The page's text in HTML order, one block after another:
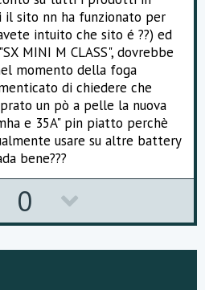
il sito nn ha funzionato per
intuito che sito é ??) ed
MINI M CLASS", dovrebbe
momento della foga
di chiedere che
un pò a pelle la nuova
e 35A" pin piatto perchè
usare su altre battery
bene???
0
o
w